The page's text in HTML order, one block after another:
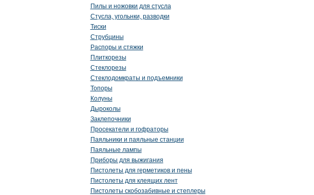
Пилы и ножовки для стусла
Стусла, угольнки, разводки
Тиски
Струбцины
Распоры и стяжки
Плиткорезы
Стеклорезы
Стеклодомкраты и подъемники
Топоры
Колуны
Дыроколы
Заклепочники
Просекатели и гофраторы
Паяльники и паяльные станции
Паяльные лампы
Приборы для выжигания
Пистолеты для герметиков и пены
Пистолеты для клеящих лент
Пистолеты скобозабивные и степлеры